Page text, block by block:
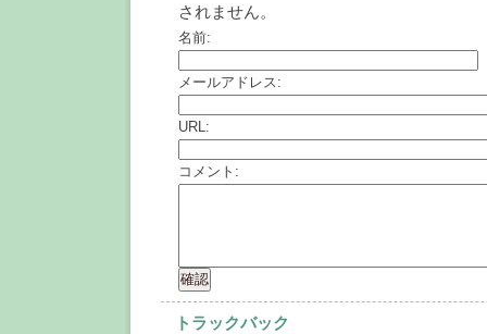
されません。
名前:
メールアドレス:
URL:
コメント:
トラックバック